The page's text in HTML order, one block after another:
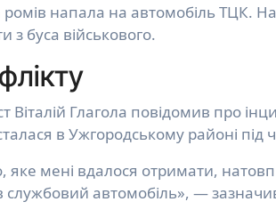
з буса військового.
Віталій Глагола повідомив про
в Ужгородському районі під
яке мені вдалося отримати,
автомобіль», —